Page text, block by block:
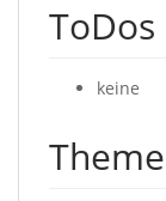
ToDos
keine